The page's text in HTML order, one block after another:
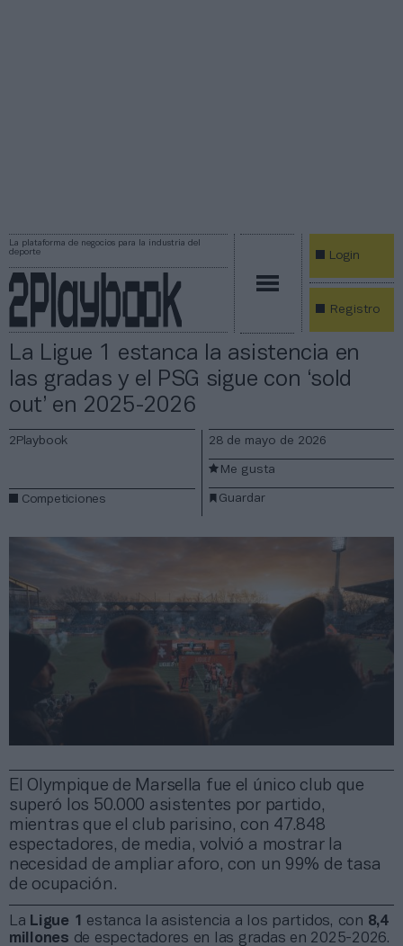
La plataforma de negocios para la industria del
deporte
Login
Registro
La Ligue 1 estanca la asistencia en
las gradas y el PSG sigue con ‘sold
out’ en 2025-2026
El Olympique de Marsella fue el único club que
superó los 50.000 asistentes por partido,
mientras que el club parisino, con 47.848
espectadores, de media, volvió a mostrar la
necesidad de ampliar aforo, con un 99% de tasa
de ocupación.
2Playbook
Competiciones
28 de mayo de 2026
Guardar
Me gusta
La Ligue 1 estanca la asistencia a los partidos, con 8,4
millones de espectadores en las gradas en 2025-2026.